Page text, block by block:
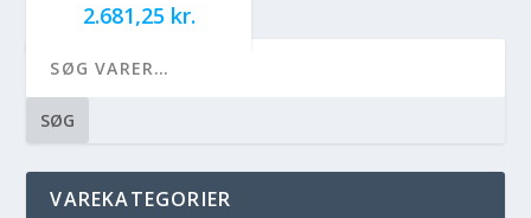
2.681,25 kr.
SØG
VAREKATEGORIER